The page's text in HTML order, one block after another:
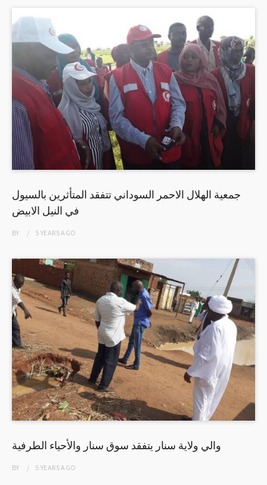
جمعية الهلال الاحمر السوداني تتفقد المتأثرين بالسيول
في النيل الابيض
BY 5 YEARSAGO
والي ولاية سنار يتفقد سوق سنار واﻷحياء الطرفية
BY 5 YEARSAGO